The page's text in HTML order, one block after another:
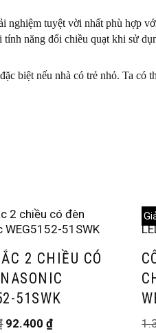
tuyệt vời nhất phù hợp
năng đổi chiều quạt khi sử
biệt nếu nhà có trẻ nhỏ. Ta có
2 CHIỀU CÓ
51SWK
92.400₫